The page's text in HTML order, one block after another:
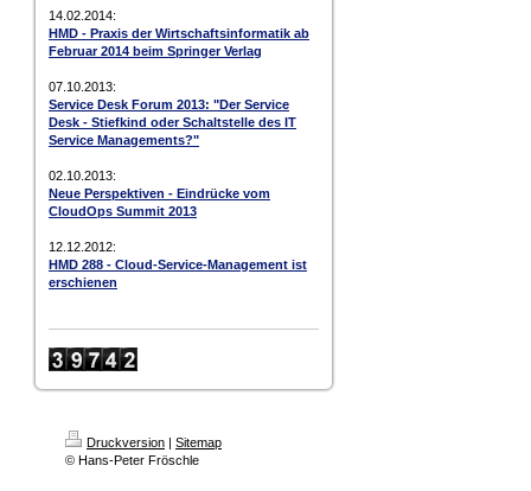
14.02.2014:
HMD - Praxis der Wirtschaftsinformatik ab
Februar 2014 beim Springer Verlag
07.10.2013:
Service Desk Forum 2013: "Der Service
Desk - Stiefkind oder Schaltstelle des IT
Service Managements?"
02.10.2013:
Neue Perspektiven - Eindrücke vom
CloudOps Summit 2013
12.12.2012:
HMD 288 - Cloud-Service-Management ist
erschienen
Druckversion | Sitemap
© Hans-Peter Fröschle